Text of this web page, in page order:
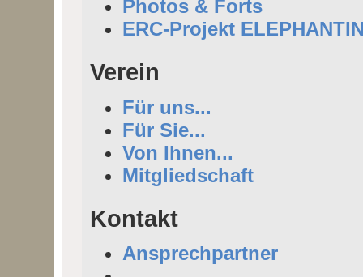
Photos & Forts
ERC-Projekt
Verein
Für uns...
Für Sie...
Von Ihnen...
Mitgliedschaft
Kontakt
Ansprechpartner